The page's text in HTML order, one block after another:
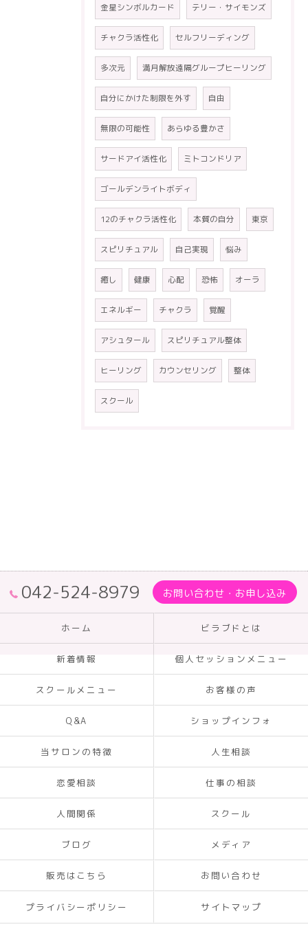
金星シンボルカード テリー・サイモンズ
チャクラ活性化 セルフリーディング
多次元 満月解放遠隔グループヒーリング
自分にかけた制限を外す 自由
無限の可能性 あらゆる豊かさ
サードアイ活性化 ミトコンドリア
ゴールデンライトボディ
12のチャクラ活性化 本質の自分 東京
スピリチュアル 自己実現 悩み
癒し 健康 心配 恐怖 オーラ
エネルギー チャクラ 覚醒
アシュタール スピリチュアル整体
ヒーリング カウンセリング 整体
スクール
042-524-8979 お問い合わせ・お申し込み
ホーム ビラブドとは
新着情報 個人セッションメニュー
スクールメニュー お客様の声
Q&A ショップインフォ
当サロンの特徴 人生相談
恋愛相談 仕事の相談
人間関係 スクール
ブログ メディア
販売はこちら お問い合わせ
プライバシーポリシー サイトマップ